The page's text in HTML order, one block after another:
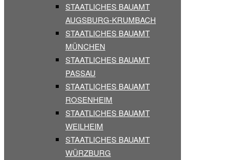
STAATLICHES BAUAMT
AUGSBURG-KRUMBACH
STAATLICHES BAUAMT
MÜNCHEN
STAATLICHES BAUAMT
PASSAU
STAATLICHES BAUAMT
ROSENHEIM
STAATLICHES BAUAMT
WEILHEIM
STAATLICHES BAUAMT
WÜRZBURG